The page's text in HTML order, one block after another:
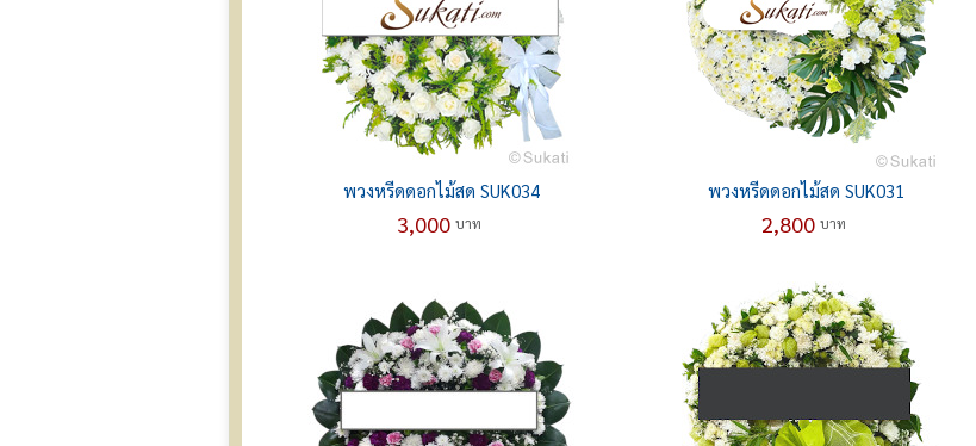
พวงหรีดดอกไม้สด SUK034
3,000 บาท
พวงหรีดดอกไม้สด SUK031
2,800บาท